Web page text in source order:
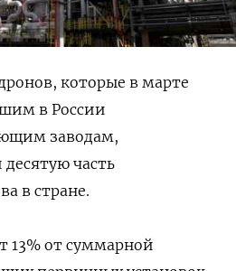
которые в марте
в России
заводам,
часть
в стране.
от суммарной